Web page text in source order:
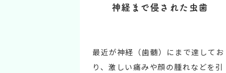
神経まで侵された虫歯
最近が神経（歯髄）にまで達してお
り、激しい痛みや顔の腫れなどを引